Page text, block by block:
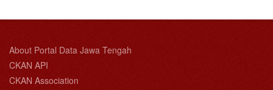
About Portal Data Jawa Tengah
CKAN API
CKAN Association